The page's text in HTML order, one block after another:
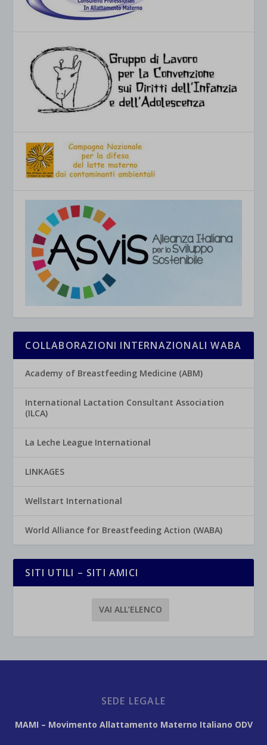
COLLABORAZIONI INTERNAZIONALI WABA
Academy of Breastfeeding Medicine (ABM)
International Lactation Consultant Association
(ILCA)
La Leche League International
LINKAGES
Wellstart International
World Alliance for Breastfeeding Action (WABA)
SITI UTILI – SITI AMICI
VAI ALL’ELENCO
SEDE LEGALE
MAMI – Movimento Allattamento Materno Italiano ODV